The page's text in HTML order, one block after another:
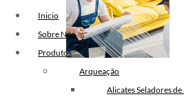
Fita Adesiva
Atacado
Fita Adesiva
Inicio
Sobre Nós
Produtos
Arqueação
Alicates Seladores de